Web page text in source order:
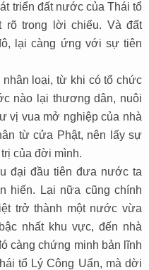
triển đất nước của Thái tổ
rõ trong lời chiếu. Và đất
lại càng ứng với sự tiên
loại, từ khi có tổ chức
nào lại thương dân, nuôi
vị vua mở nghiệp của nhà
từ cửa Phật, nên lấy sự
của đời mình.
đại đầu tiên đưa nước ta
hiến. Lại nữa cũng chính
trở thành một nước vừa
nhất khu vực, đến nhà
càng chứng minh bản lĩnh
tổ Lý Công Uẩn, mà dời